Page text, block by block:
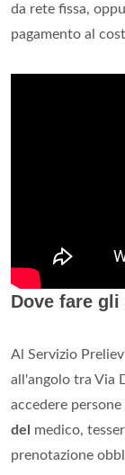
da rete fissa,
pagamento al
Dove fare gli
Al Servizio
all'angolo tra Via
accedere
del
medico,
prenotazione